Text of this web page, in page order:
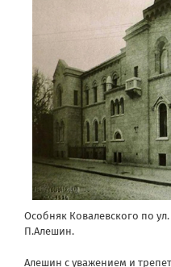
Особняк Ковалевского по
П.Алешин.
Алешин с уважением и